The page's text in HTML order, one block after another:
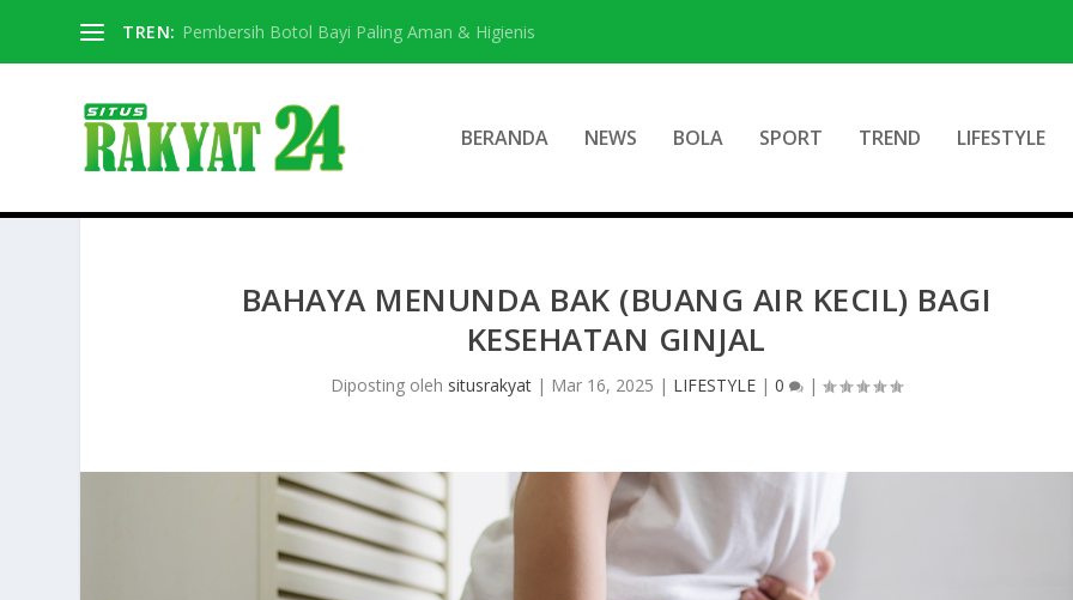
TREN: Pembersih Botol Bayi Paling Aman & Higienis
BERANDA NEWS BOLA SPORT TREND LIFESTYLE
BAHAYA MENUNDA BAK (BUANG AIR KECIL) BAGI
KESEHATAN GINJAL
Diposting oleh situsrakyat | Mar 16, 2025 | LIFESTYLE |0 |